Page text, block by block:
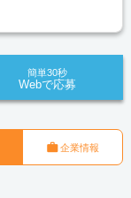
簡単30秒
Webで応募
企業情報